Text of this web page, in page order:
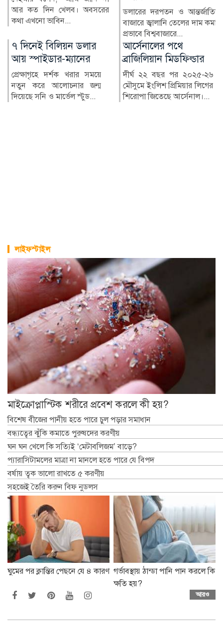
ডলারের দরপতন ও আন্তর্জাতিক
বাজারে জ্বালানি তেলের দাম কমার
কাতার জানিয়েছে, যুক্তরাষ্ট্র ও
ইরানের মধ্যকার চলমান উত্তেজনা
ও সংঘাত নিরসনে ম...
আর্সেনালের পথে
ব্রাজিলিয়ান মিডফিল্ডার
দীর্ঘ ২২ বছর পর ২০২৫-২৬
মৌসুমে ইংলিশ প্রিমিয়ার লিগের
শিরোপা জিতেছে আর্সেনাল।...
গণভোটের ব্যাখ্যা
বিভ্রান্তিকর: তথ্যমন্ত্রী
জুলাই গণঅভ্যুত্থান দিবস
উপলক্ষে বরিশালে নানা
কর্মসূচির আয়োজন করা
লাইফস্টাইল
মাইক্রোপ্লাস্টিক শরীরে প্রবেশ করলে কী হয়?
বিশেষ বীজের পানীয় হতে পারে চুল পড়ার সমাধান
বন্ধ্যত্বের ঝুঁকি কমাতে পুরুষদের করণীয়
ঘন ঘন খেলে কি সত্যিই ‘মেটাবলিজম’ বাড়ে?
প্যারাসিটামলের মাত্রা না মানলে হতে পারে যে বিপদ
বর্ষায় ত্বক ভালো রাখতে ৫ করণীয়
সহজেই তৈরি করুন বিফ নুডলস
ঘুমের পর ক্লান্তির পেছনে যে ৪ কারণ গর্ভাবস্থায় ঠান্ডা পানি পান করলে কি
ক্ষতি হয়?
আরও